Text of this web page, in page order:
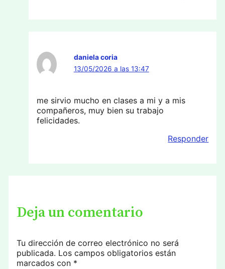
daniela coria
13/05/2026 a las 13:47
me sirvio mucho en clases a mi y a mis
compañeros, muy bien su trabajo
felicidades.
Responder
Deja un comentario
Tu dirección de correo electrónico no será
publicada. Los campos obligatorios están
marcados con *